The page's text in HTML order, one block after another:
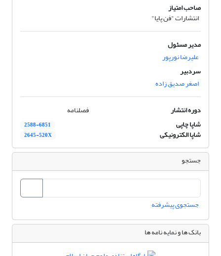
صاحب امتیاز
انتشارات "فن پایا"
مدیر مسئول
علیرضا نورپور
سردبیر
اصغر صدیق زاده
دوره انتشار
فصلنامه
شاپا چاپی
2588-6851
شاپا الکترونیکی 2645-520X
جستجو
جستجوی پیشرفته
بانک ها و نمایه نامه ها